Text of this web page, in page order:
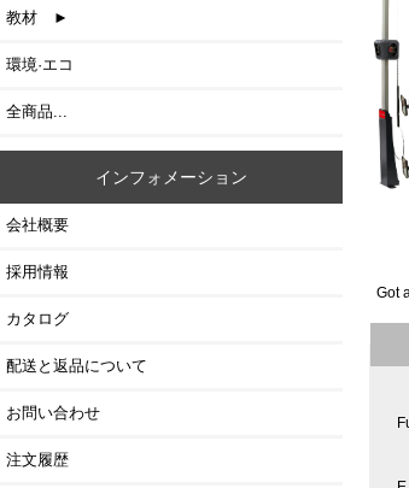
教材 ►
環境·エコ
全商品...
インフォメーション
会社概要
採用情報
カタログ
配送と返品について
お問い合わせ
注文履歴
Got